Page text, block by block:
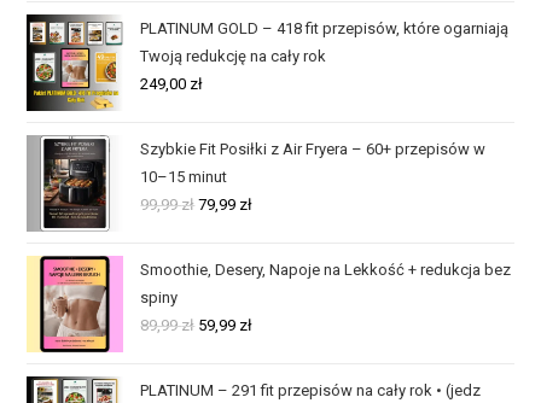
PLATINUM GOLD – 418 fit przepisów, które ogarniają
Twoją redukcję na cały rok
249,00 zł
Szybkie Fit Posiłki z Air Fryera – 60+ przepisów w
10–15 minut
99,99zł 79,99 zł
Smoothie, Desery, Napoje na Lekkość + redukcja bez
spiny
89,99zł 59,99 zł
PLATINUM – 291 fit przepisów na cały rok • (jedz